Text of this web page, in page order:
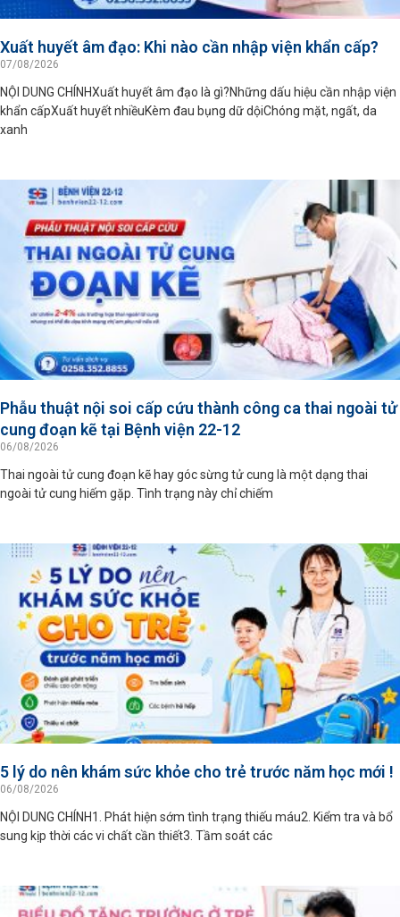
Xuất huyết âm đạo: Khi nào cần nhập viện khẩn cấp?
07/08/2026
NỘI DUNG CHÍNHXuất huyết âm đạo là gì?Những dấu hiệu cần nhập viện
khẩn cấpXuất huyết nhiềuKèm đau bụng dữ dộiChóng mặt, ngất, da
xanh
Phẫu thuật nội soi cấp cứu thành công ca thai ngoài tử
cung đoạn kẽ tại Bệnh viện 22-12
06/08/2026
Thai ngoài tử cung đoạn kẽ hay góc sừng tử cung là một dạng thai
ngoài tử cung hiếm gặp. Tình trạng này chỉ chiếm
5 lý do nên khám sức khỏe cho trẻ trước năm học mới !
06/08/2026
NỘI DUNG CHÍNH1. Phát hiện sớm tình trạng thiếu máu2. Kiểm tra và bổ
sung kịp thời các vi chất cần thiết3. Tầm soát các